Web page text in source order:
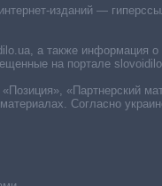
изданий —
а также информация о
на портале
«Партнерский
Согласно